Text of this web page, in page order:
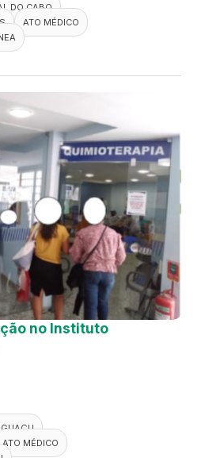
DO CABO
ATO MÉDICO
no Instituto
ATO MÉDICO